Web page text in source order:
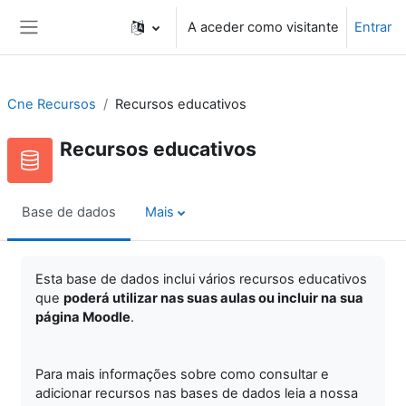
A aceder como visitante Entrar
Cne Recursos Recursos educativos
Recursos educativos
Base de dados Mais
Esta base de dados inclui vários recursos educativos
que poderá utilizar nas suas aulas ou incluir na sua
página Moodle.
Para mais informações sobre como consultar e
adicionar recursos nas bases de dados leia a nossa